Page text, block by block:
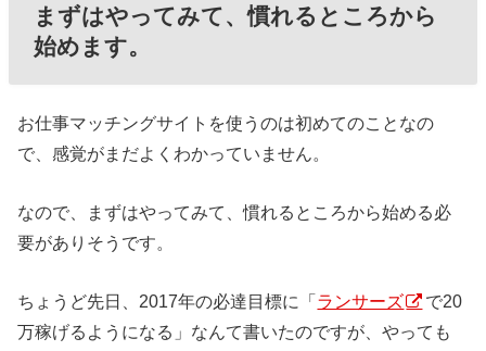
まずはやってみて、慣れるところから
始めます。
お仕事マッチングサイトを使うのは初めてのことなの
で、感覚がまだよくわかっていません。
なので、まずはやってみて、慣れるところから始める必
要がありそうです。
ちょうど先日、2017年の必達目標に「 ランサーズ
で20
万稼げるようになる」なんて書いたのですが、やっても